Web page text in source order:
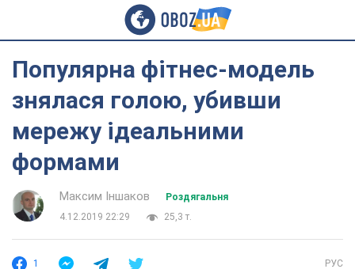
Популярна фітнес-модель
знялася голою, убивши
мережу ідеальними
формами
Максим Іншаков
Роздягальня
4.12.2019 22:29
25,3 т.
1 РУС